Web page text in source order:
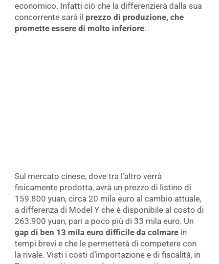
economico. Infatti ciò che la differenzierà dalla sua
concorrente sarà il prezzo di produzione, che
promette essere di molto inferiore.
Sul mercato cinese, dove tra l’altro verrà
fisicamente prodotta, avrà un prezzo di listino di
159.800 yuan, circa 20 mila euro al cambio attuale,
a differenza di Model Y che è disponibile al costo di
263.900 yuan, pari a poco più di 33 mila euro. Un
gap di ben 13 mila euro difficile da colmare in
tempi brevi e che le permetterà di competere con
la rivale. Visti i costi d’importazione e di fiscalità, in